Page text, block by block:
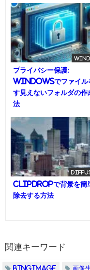
プライバシー保護:
Windowsでファイル
す見えないフォルダの作
法
ClipDropで背景を簡
除去する方法
関連キーワード
BingImage 画像